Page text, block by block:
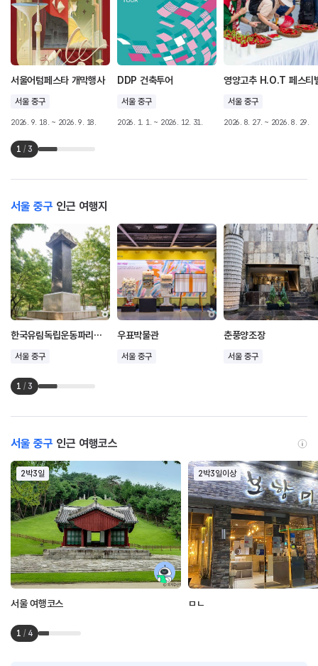
서울어텀페스타 개막행사
서울 중구
2026. 9. 18. ~ 2026. 9. 18.
DDP 건축투어
서울 중구
2026. 1. 1. ~ 2026. 12. 31.
영양고추 H.O.T 페스티
서울 중구
2026. 8. 27. ~ 2026. 8. 29.
1 / 3
서울 중구 인근 여행지
한국유림독립운동파리장서비
서울 중구
우표박물관
서울 중구
춘풍양조장
서울 중구
1 / 3
서울 중구 인근 여행코스
2박3일
서울 여행코스
2박3일이상
ㅁㄴ
1 / 4